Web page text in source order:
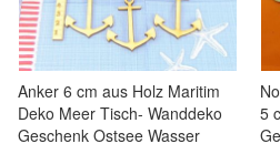
Anker 6 cm aus Holz Maritim
Deko Meer Tisch- Wanddeko
Geschenk Ostsee Wasser
5